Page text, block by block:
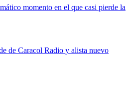
momento en el que casi pierde la
de Caracol Radio y alista nuevo